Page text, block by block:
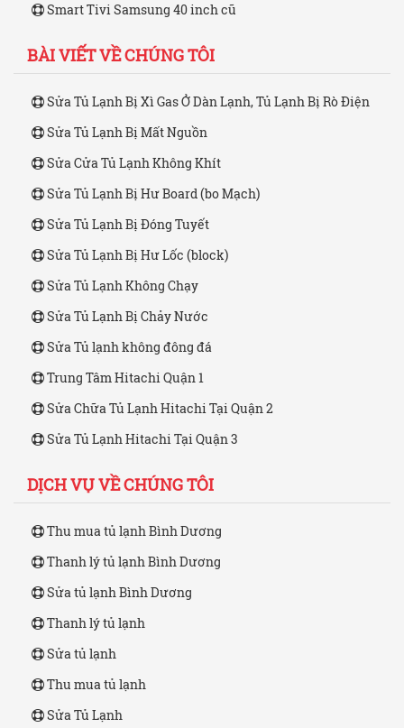
Smart Tivi Samsung 40 inch cũ
BÀI VIẾT VỀ CHÚNG TÔI
Sửa Tủ Lạnh Bị Xì Gas Ở Dàn Lạnh, Tủ Lạnh Bị Rò Điện
Sửa Tủ Lạnh Bị Mất Nguồn
Sửa Cửa Tủ Lạnh Không Khít
Sửa Tủ Lạnh Bị Hư Board (bo Mạch)
Sửa Tủ Lạnh Bị Đóng Tuyết
Sửa Tủ Lạnh Bị Hư Lốc (block)
Sửa Tủ Lạnh Không Chạy
Sửa Tủ Lạnh Bị Chảy Nước
Sửa Tủ lạnh không đông đá
Trung Tâm Hitachi Quận 1
Sửa Chữa Tủ Lạnh Hitachi Tại Quận 2
Sửa Tủ Lạnh Hitachi Tại Quận 3
DỊCH VỤ VỀ CHÚNG TÔI
Thu mua tủ lạnh Bình Dương
Thanh lý tủ lạnh Bình Dương
Sửa tủ lạnh Bình Dương
Thanh lý tủ lạnh
Sửa tủ lạnh
Thu mua tủ lạnh
Sửa Tủ Lạnh